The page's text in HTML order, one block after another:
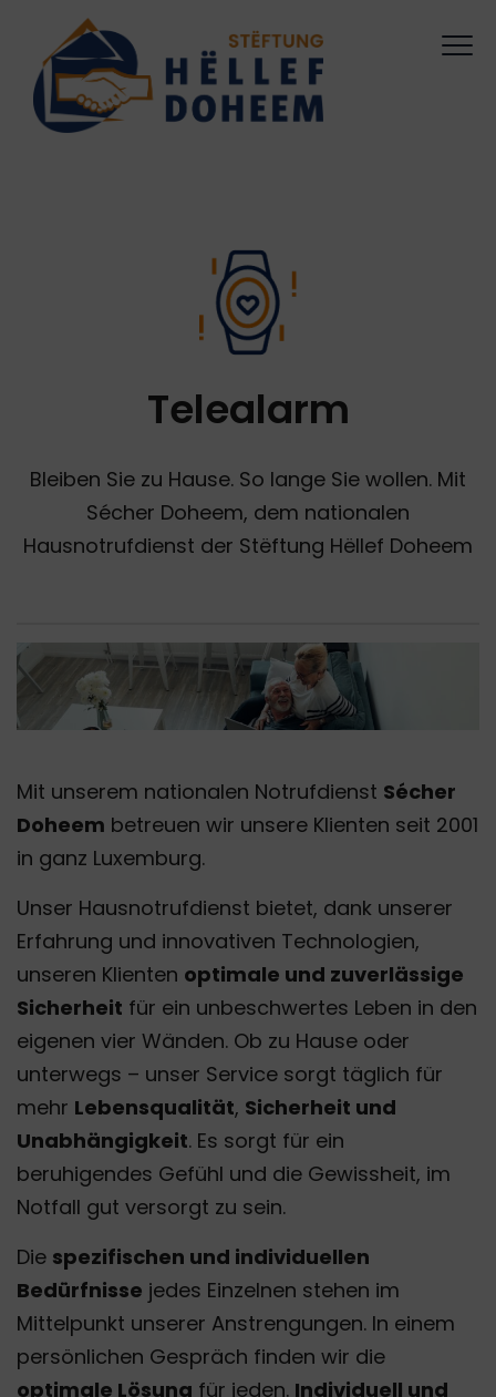
Telealarm
Bleiben Sie zu Hause. So lange Sie wollen. Mit
Sécher Doheem, dem nationalen
Hausnotrufdienst der Stëftung Hëllef Doheem
Mit unserem nationalen Notrufdienst Sécher
Doheem betreuen wir unsere Klienten seit 2001
in ganz Luxemburg.
Unser Hausnotrufdienst bietet, dank unserer
Erfahrung und innovativen Technologien,
unseren Klienten optimale und zuverlässige
Sicherheit für ein unbeschwertes Leben in den
eigenen vier Wänden. Ob zu Hause oder
unterwegs – unser Service sorgt täglich für
mehr Lebensqualität, Sicherheit und
Unabhängigkeit. Es sorgt für ein
beruhigendes Gefühl und die Gewissheit, im
Notfall gut versorgt zu sein.
Die spezifischen und individuellen
Bedürfnisse jedes Einzelnen stehen im
Mittelpunkt unserer Anstrengungen. In einem
persönlichen Gespräch finden wir die
optimale Lösung für jeden. Individuell und